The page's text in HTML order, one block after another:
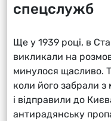
спецслужб
Ще у 1939 році, в
викликали на
минулося щасливо.
коли його забрали з
і відправили до
антирадянську